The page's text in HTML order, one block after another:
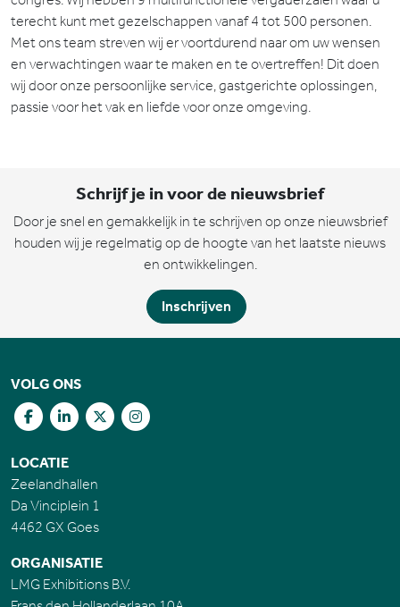
terecht kunt met gezelschappen vanaf 4 tot 500 personen.
Met ons team streven wij er voortdurend naar om uw wensen
en verwachtingen waar te maken en te overtreffen! Dit doen
wij door onze persoonlijke service, gastgerichte oplossingen,
passie voor het vak en liefde voor onze omgeving.
Schrijf je in voor de nieuwsbrief
Door je snel en gemakkelijk in te schrijven op onze nieuwsbrief
houden wij je regelmatig op de hoogte van het laatste nieuws
en ontwikkelingen.
Inschrijven
VOLG ONS
LOCATIE
Zeelandhallen
Da Vinciplein 1
4462 GX Goes
ORGANISATIE
LMG Exhibitions B.V.